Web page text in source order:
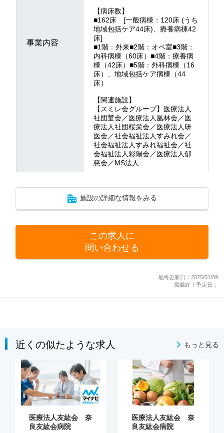
事業内容
【病床数】
■162床 [一般病棟：120床 (うち
地域包括ケア44床)、療養病棟42
床]
■1階：外来■2階：オペ室■3階：
内科病棟（60床）■4階：療養病
棟（42床）■5階：外科病棟（16
床）、地域包括ケア病棟（44
床）
【関連施設】
【スミレ会グループ】医療法人
社団菫会／医療法人凰林会／医
療法人社団桜栄会／医療法人研
医会／社会福祉法人すみれ会／
社会福祉法人すみれ福祉会／社
会福祉法人彩陽会／医療法人郁
慈会／MS法人
施設の詳細な情報をみる
この求人に
問い合わせる
最終更新日：2025/01/09
掲載終了予定日：
近くの似たような求人 もっと見る
医療法人友紘会 奈
良友紘会病院
医療法人友紘会 奈
良友紘会病院